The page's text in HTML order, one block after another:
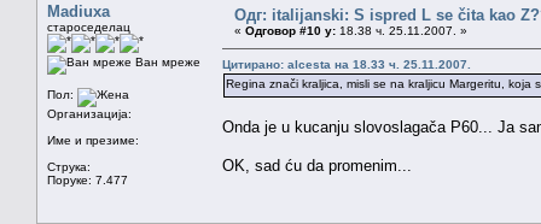
Madiuxa
староседелац
Ван мреже
Пол:
Организација:
Име и презиме:
Струка:
Поруке: 7.477
Одг: italijanski: S ispred L se čita kao
« Одговор #10 у: 18.38 ч. 25.11.2007. »
Цитирано: alcesta на 18.33 ч. 25.11.2007.
Regina znači kraljica, misli se na kraljicu Margeritu,
Onda je u kucanju slovoslagača P60... Ja
OK, sad ću da promenim...